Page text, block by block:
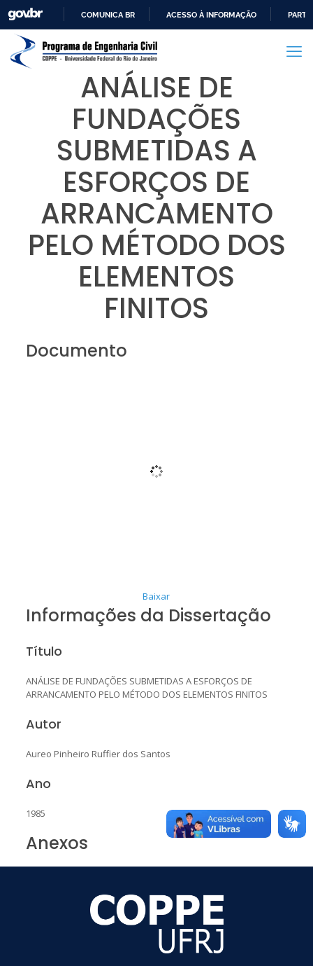
PARA
CONTEÚDO
COMUNICA BR ACESSO À INFORMAÇÃO
ANÁLISE DE
FUNDAÇÕES
SUBMETIDAS A
ESFORÇOS DE
ARRANCAMENTO
PELO MÉTODO DOS
ELEMENTOS
FINITOS
Documento
Baixar
Informações da Dissertação
Título
ANÁLISE DE FUNDAÇÕES SUBMETIDAS A ESFORÇOS DE
ARRANCAMENTO PELO MÉTODO DOS ELEMENTOS FINITOS
Autor
Aureo Pinheiro Ruffier dos Santos
Ano
1985
Anexos